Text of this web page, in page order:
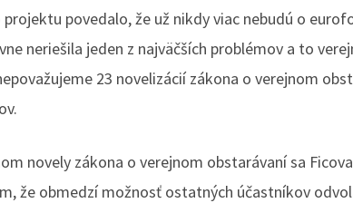
povedalo, že už nikdy viac nebudú o
neriešila jeden z najväčších problémov a to
23 novelizácií zákona o verejnom
novely zákona o verejnom obstarávaní sa
že obmedzí možnosť ostatných účastníkov